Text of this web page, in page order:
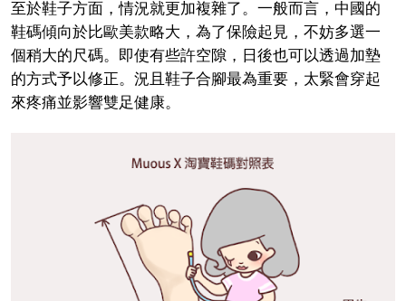
至於鞋子方面，情況就更加複雜了。一般而言，中國的
鞋碼傾向於比歐美款略大，為了保險起見，不妨多選一
個稍大的尺碼。即使有些許空隙，日後也可以透過加墊
的方式予以修正。況且鞋子合腳最為重要，太緊會穿起
來疼痛並影響雙足健康。